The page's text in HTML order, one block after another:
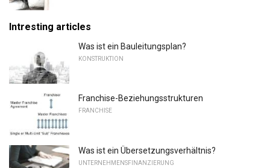
Intresting articles
Was ist ein Bauleitungsplan?
KONSTRUKTION
Franchise-Beziehungsstrukturen
FRANCHISE
Was ist ein Übersetzungsverhältnis?
UNTERNEHMENSFINANZIERUNG